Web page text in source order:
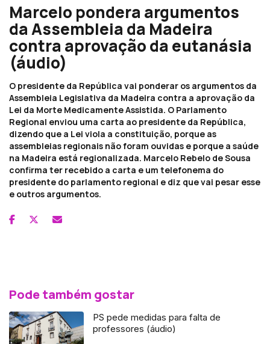
Marcelo pondera argumentos
da Assembleia da Madeira
contra aprovação da eutanásia
(áudio)
O presidente da República vai ponderar os argumentos da
Assembleia Legislativa da Madeira contra a aprovação da
Lei da Morte Medicamente Assistida. O Parlamento
Regional enviou uma carta ao presidente da República,
dizendo que a Lei viola a constituição, porque as
assembleias regionais não foram ouvidas e porque a saúde
na Madeira está regionalizada. Marcelo Rebelo de Sousa
confirma ter recebido a carta e um telefonema do
presidente do parlamento regional e diz que vai pesar esse
e outros argumentos.
Pode também gostar
PS pede medidas para falta de
professores (áudio)